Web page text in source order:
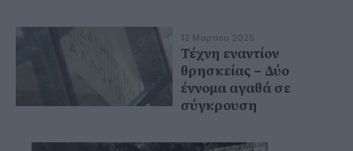
12 Μαρτίου 2025
Τέχνη εναντίον
θρησκείας – Δύο
έννομα αγαθά σε
σύγκρουση